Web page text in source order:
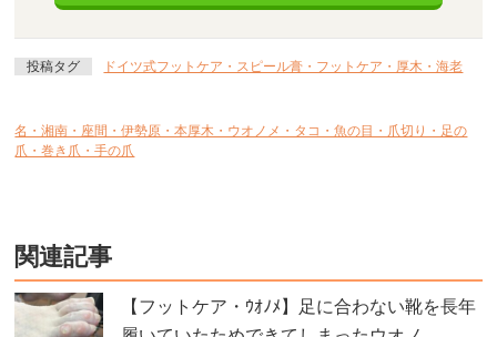
投稿タグ ドイツ式フットケア・スピール膏・フットケア・厚木・海老
名・湘南・座間・伊勢原・本厚木・ウオノメ・タコ・魚の目・爪切り・足の
爪・巻き爪・手の爪
関連記事
【フットケア・ｳｵﾉﾒ】足に合わない靴を長年